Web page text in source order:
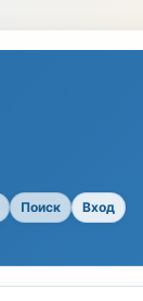
Поиск Вход